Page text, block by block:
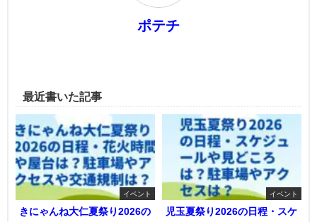
ポテチ
最近書いた記事
イベント
きにゃんね大仁夏祭り2026の
イベント
児玉夏祭り2026の日程・スケ